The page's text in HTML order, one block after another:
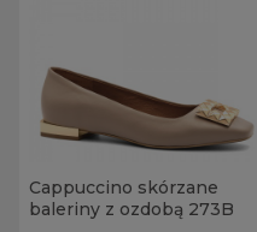
Cappuccino skórzane
baleriny z ozdobą 273B